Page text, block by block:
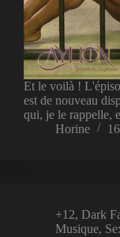
Et le voilà !
est de nouveau
qui, je le rappelle,
Horine
+12, Dark
Musique,